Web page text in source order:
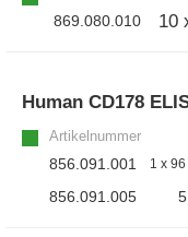
Diaclone
869.080.010 10
Human CD178
Artikelnummer
856.091.001 1 x
856.091.005